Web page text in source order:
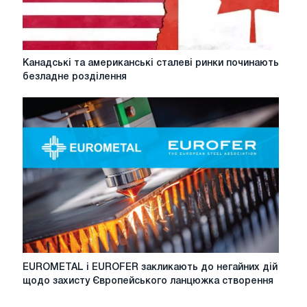
Канадські
та
сталеві
ринки
починають
безладне
розділення
Канадські та американські сталеві ринки починають
безладне розділення
EUROMETAL
EUROMETAL і EUROFER закликають до негайних дій
щодо захисту Європейського ланцюжка створення